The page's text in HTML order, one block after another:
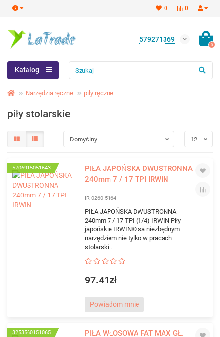
0
0
579271369
0
Katalog
Narzędzia ręczne piły ręczne
piły stolarskie
5706915051643
PIŁA JAPOŃSKA DWUSTRONNA
240mm 7 / 17 TPI IRWIN
IR-0260-5164
PIŁA JAPOŃSKA DWUSTRONNA
240mm 7 / 17 TPI (1/4) IRWIN Piły
japońskie IRWIN® sa niezbędnym
narzędziem nie tylko w pracach
stolarski..
97.41zł
Powiadom mnie
3253560151065
PIŁA WŁOSOWA FAT MAX GŁ.